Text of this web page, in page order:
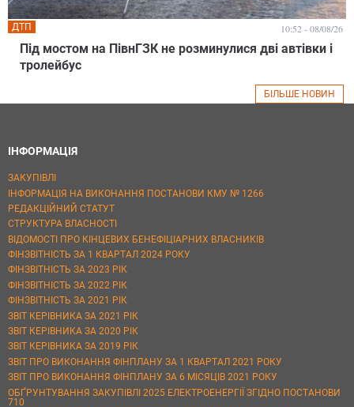
Під мостом на ПівнГЗК не розминулися дві автівки і
тролейбус
ДТП 10:52 - 08/08/26
БІЛЬШЕ НОВИН
ІНФОРМАЦІЯ
ЗАКУПІВЛІ
ІНФОРМАЦІЯ НА ВИКОНАННЯ ПОСТАНОВИ КМУ № 1266
РЕДАКЦІЙНИЙ СТАТУТ
СТРУКТУРА ВЛАСНОСТІ
ВІДОМОСТІ ПРО КІНЦЕВИХ БЕНЕФІЦІАРНИХ ВЛАСНИКІВ
ФІНЗВІТНІСТЬ ЗА 1 КВАРТАЛ 2024 РОКУ
ФІНЗВІТНІСТЬ ЗА 2023 РІК
ФІНЗВІТНІСТЬ ЗА 2022 РІК
ФІНЗВІТНІСТЬ ЗА 2021 РІК
ЗВІТ КЕРІВНИКА ЗА 2021 РІК
ЗВІТ КЕРІВНИКА ЗА 2020 РІК
ЗВІТ КЕРІВНИКА ЗА 2019 РІК
ЗВІТ ПРО ВИКОНАННЯ ФІНПЛАНУ ЗА 1 КВАРТАЛ 2021 РОКУ
ЗВІТ ПРО ВИКОНАННЯ ФІНПЛАНУ ЗА 6 МІСЯЦІВ 2021 РОКУ
ОБҐРУНТУВАННЯ ЗАКУПІВЛІ 2025 ЕЛЕКТРОЕНЕРГІЇ ЗГІДНО ПОСТАНОВИ
710